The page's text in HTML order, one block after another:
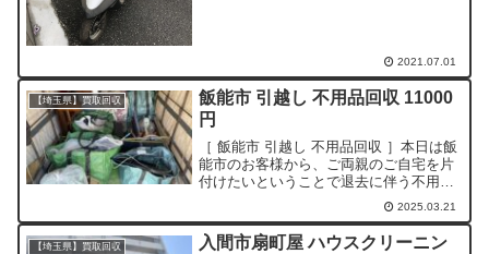
2021.07.01
【埼玉県】買取回収
飯能市 引越し 不用品回収 11000
円
［ 飯能市 引越し 不用品回収 ］本日は飯
能市のお客様から、ご両親のご自宅を片
付けたいということで退去に伴う不用品
回収のご依頼をいただきました！費用 :
11000円（税込）作業時間 : 20分作業人
数 : 2人（ 追加の人件費を貰うような...
2025.03.21
【埼玉県】買取回収
入間市扇町屋 ハウスクリーニン